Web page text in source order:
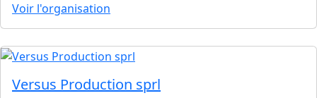
Voir l'organisation
Versus Production sprl